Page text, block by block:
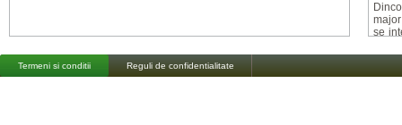
se
Termeni si conditii Reguli de confidentialitate